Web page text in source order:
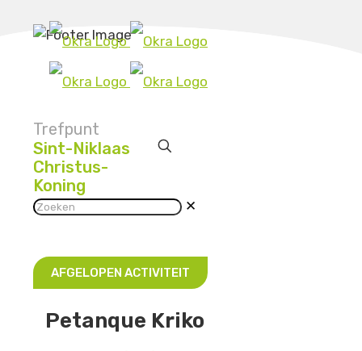
Trefpunt
Sint-Niklaas
Christus-
Koning
✕
AFGELOPEN ACTIVITEIT
Petanque Kriko